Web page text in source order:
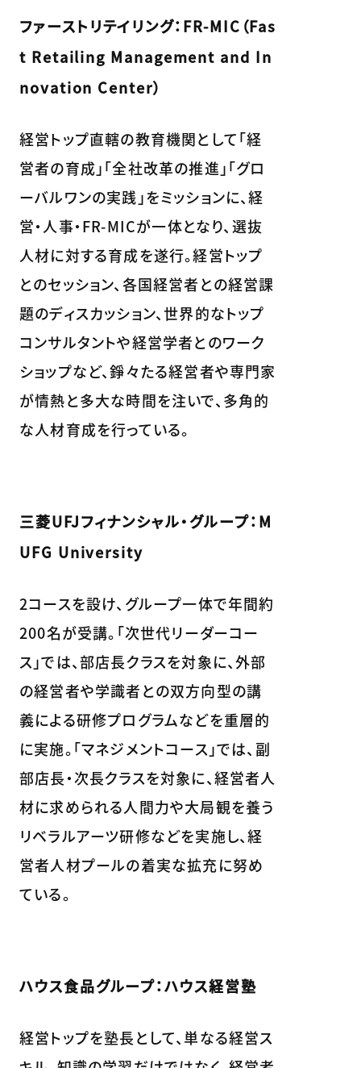
ファーストリテイリング：FR-MIC（Fas
t Retailing Management and In
novation Center）
経営トップ直轄の教育機関として「経
営者の育成」「全社改革の推進」「グロ
ーバルワンの実践」をミッションに、経
営・人事・FR-MICが一体となり、選抜
人材に対する育成を遂行。経営トップ
とのセッション、各国経営者との経営課
題のディスカッション、世界的なトップ
コンサルタントや経営学者とのワーク
ショップなど、錚々たる経営者や専門家
が情熱と多大な時間を注いで、多角的
な人材育成を行っている。
三菱UFJフィナンシャル・グループ：M
UFG University
2コースを設け、グループ一体で年間約
200名が受講。「次世代リーダーコー
ス」では、部店長クラスを対象に、外部
の経営者や学識者との双方向型の講
義による研修プログラムなどを重層的
に実施。「マネジメントコース」では、副
部店長・次長クラスを対象に、経営者人
材に求められる人間力や大局観を養う
リベラルアーツ研修などを実施し、経
営者人材プールの着実な拡充に努め
ている。
ハウス食品グループ：ハウス経営塾
経営トップを塾長として、単なる経営ス